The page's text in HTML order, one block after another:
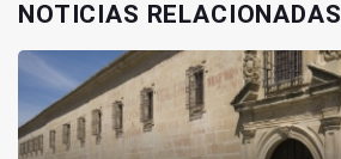
NOTICIAS RELACIONADAS